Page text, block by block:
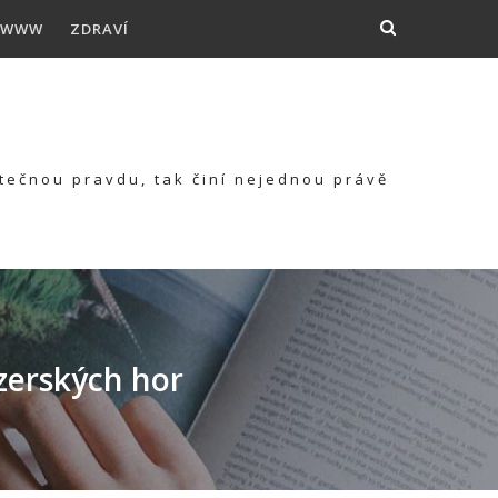
WWW ZDRAVÍ
pravdu, tak činí nejednou právě
hor